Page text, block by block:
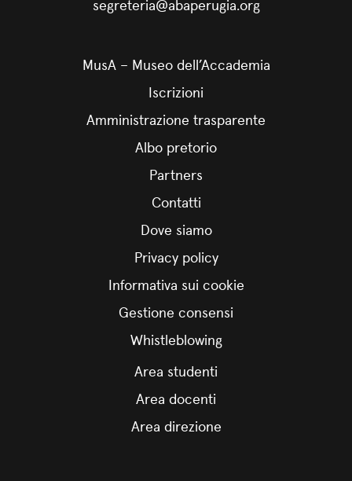
segreteria@abaperugia.org
MusA – Museo dell’Accademia
Iscrizioni
Amministrazione trasparente
Albo pretorio
Partners
Contatti
Dove siamo
Privacy policy
Informativa sui cookie
Gestione consensi
Whistleblowing
Area studenti
Area docenti
Area direzione